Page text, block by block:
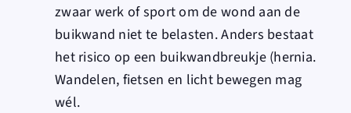
zwaar werk of sport om de wond aan de
buikwand niet te belasten. Anders bestaat
het risico op een buikwandbreukje (hernia.
Wandelen, fietsen en licht bewegen mag
wél.